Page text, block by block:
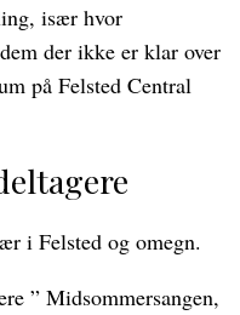
især hvor
der ikke er klar over
på Felsted Central
i Felsted og omegn.
” Midsommersangen,